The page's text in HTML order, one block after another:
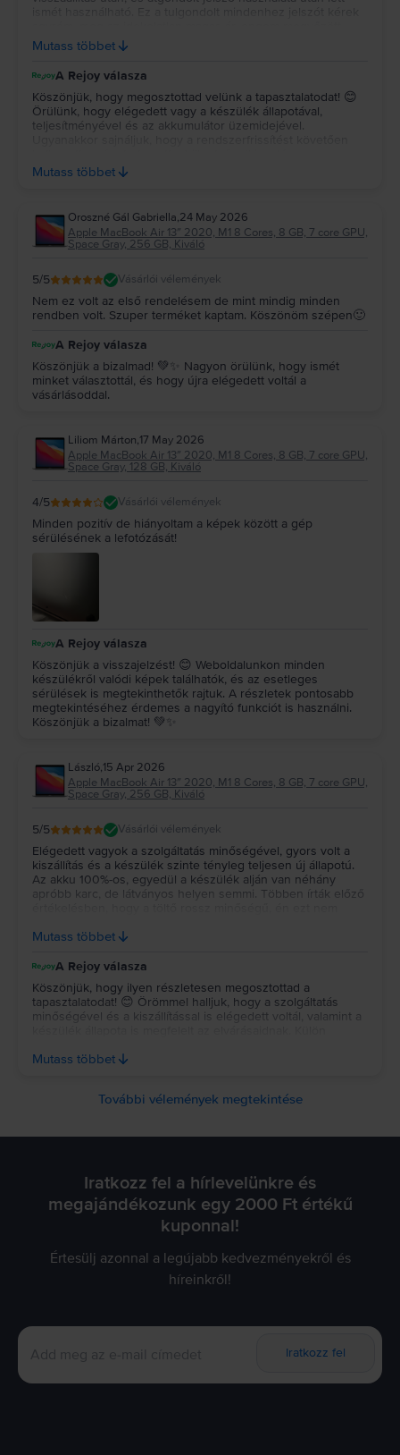
hogy maradjak a norm PC világában. A lányomé lessz, Ő
még hisz benne. De, hogy egy Office-t is 10x-es áron kapok
hozzá, mrt MAC az azért túlzás.
Mutass többet
A Rejoy válasza
Köszönjük, hogy megosztottad velünk a tapasztalatodat! 😊
Örülünk, hogy elégedett vagy a készülék állapotával,
teljesítményével és az akkumulátor üzemidejével.
megváltozása és a bejelentkezéssel kapcsolatos probléma.
megbízhatóan szolgál majd, és örömet szerez a lányodnak.
💚 A jövőben is számíthatsz ránk, ha bármilyen kérdésed
vagy észrevételed lenne! 😊
Mutass többet
Oroszné Gál Gabriella,24 May 2026
Apple MacBook Air 13″ 2020, M1 8 Cores, 8 GB, 7 core GPU,
Space Gray, 256 GB, Kiváló
5/5 Vásárlói vélemények
Nem ez volt az első rendelésem de mint mindig minden
rendben volt. Szuper terméket kaptam. Köszönöm szépen🙂
A Rejoy válasza
Köszönjük a bizalmad! 💚✨ Nagyon örülünk, hogy ismét
minket választottál, és hogy újra elégedett voltál a
vásárlásoddal.
Liliom Márton,17 May 2026
Apple MacBook Air 13″ 2020, M1 8 Cores, 8 GB, 7 core GPU,
Space Gray, 128 GB, Kiváló
4/5 Vásárlói vélemények
Minden pozitív de hiányoltam a képek között a gép
sérülésének a lefotózását!
A Rejoy válasza
Köszönjük a visszajelzést! 😊 Weboldalunkon minden
készülékről valódi képek találhatók, és az esetleges
sérülések is megtekinthetők rajtuk. A részletek pontosabb
megtekintéséhez érdemes a nagyító funkciót is használni.
Köszönjük a bizalmat! 💚✨
László,15 Apr 2026
Apple MacBook Air 13″ 2020, M1 8 Cores, 8 GB, 7 core GPU,
Space Gray, 256 GB, Kiváló
5/5 Vásárlói vélemények
Elégedett vagyok a szolgáltatás minőségével, gyors volt a
kiszállítás és a készülék szinte tényleg teljesen új állapotú.
Az akku 100%-os, egyedül a készülék alján van néhány
apróbb karc, de látványos helyen semmi. Többen írták előző
Lehet, hogy ezen változtattak a visszajelzések miatt.
Mutass többet
A Rejoy válasza
Köszönjük, hogy ilyen részletesen megosztottad a
tapasztalatodat! 😊 Örömmel halljuk, hogy a szolgáltatás
minőségével és a kiszállítással is elégedett voltál, valamint a
leírtad, ez számunkra is értékes visszajelzés. 💚✨
Mutass többet
További vélemények megtekintése
Iratkozz fel a hírlevelünkre és
megajándékozunk egy 2000 Ft értékű
kuponnal!
Értesülj azonnal a legújabb kedvezményekről és
híreinkről!
Iratkozz fel